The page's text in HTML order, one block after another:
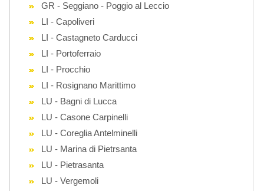
GR - Seggiano - Poggio al Leccio
LI - Capoliveri
LI - Castagneto Carducci
LI - Portoferraio
LI - Procchio
LI - Rosignano Marittimo
LU - Bagni di Lucca
LU - Casone Carpinelli
LU - Coreglia Antelminelli
LU - Marina di Pietrsanta
LU - Pietrasanta
LU - Vergemoli